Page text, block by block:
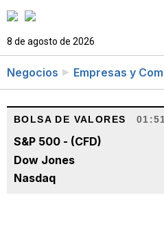
8 de agosto de 2026
Negocios Empresas y
BOLSA DE VALORES
S&P 500 - (CFD)
Dow Jones
Nasdaq